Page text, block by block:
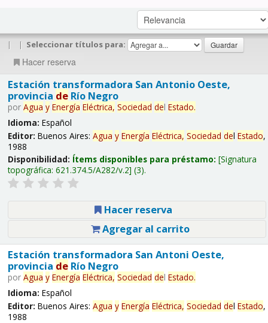
| | Seleccionar títulos para:
Hacer reserva
Estación transformadora San Antonio Oeste,
provincia deRío Negro
por Agua y Energía Eléctrica, Sociedad del Estado.
Idioma: Español
Editor: Buenos Aires: Agua y Energía Eléctrica, Sociedad del Estado,
1988
Disponibilidad: Ítems disponibles para préstamo: Signatura
topográfica: 621.374.5/A282/v.2 (3).
Hacer reserva
Agregar al carrito
Estación transformadora San Antoni Oeste,
provincia deRío Negro
por Agua y Energía Eléctrica, Sociedad del Estado.
Idioma: Español
Editor: Buenos Aires: Agua y Energía Eléctrica, Sociedad del Estado,
1988